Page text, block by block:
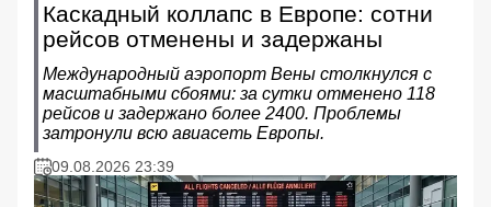
Каскадный коллапс в Европе: сотни
рейсов отменены и задержаны
Международный аэропорт Вены столкнулся с
масштабными сбоями: за сутки отменено 118
рейсов и задержано более 2400. Проблемы
затронули всю авиасеть Европы.
09.08.2026 23:39